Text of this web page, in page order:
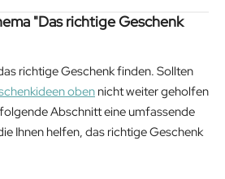
"Das richtige Geschenk
richtige Geschenk finden. Sollten
oben nicht weiter geholfen
Abschnitt eine umfassende
Ihnen helfen, das richtige Geschenk